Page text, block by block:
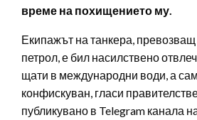
време на похищението му.
Екипажът на танкера,
петрол, е бил насилствено
щати в международни води, а
конфискуван, гласи
публикувано в Telegram канала